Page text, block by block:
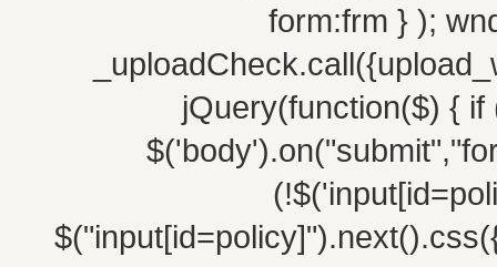
form:frm } );
jQuery(function($) {